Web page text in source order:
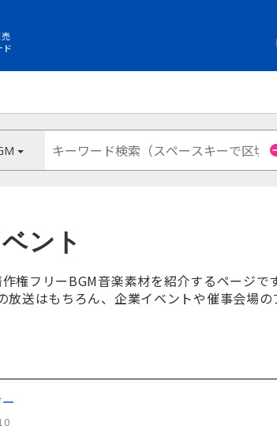
ド
ント
権フリーBGM音楽素材を紹介するページ
放送はもちろん、企業イベントや催事会場